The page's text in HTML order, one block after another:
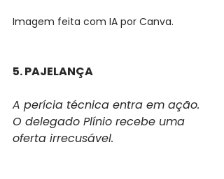
Imagem feita com IA por Canva.
5. PAJELANÇA
A perícia técnica entra em ação.
O delegado Plínio recebe uma
oferta irrecusável.